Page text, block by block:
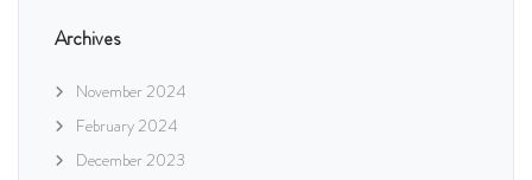
Archives
November 2024
February 2024
December 2023